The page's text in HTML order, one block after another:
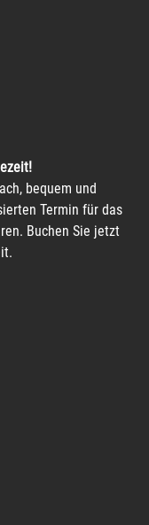
bequem und
Termin für das
Buchen Sie jetzt